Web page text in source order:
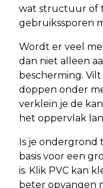
wat structuur of
gebruikssporen
Wordt er veel
dan niet alleen
bescherming.
doppen onder
verklein je de
het oppervlak
Is je ondergrond
basis voor een
is. Klik PVC kan
beter opvangen